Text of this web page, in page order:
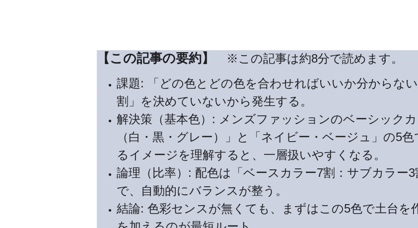
【この記事の要約】
※この記事は約8分で読めます。
課題: 「どの色とどの色を合わせればいいか分からな
割」を決めていないから発生する。
解決策（基本色）: メンズファッションのベーシック
（白・黒・グレー）」と「ネイビー・ベージュ」の5
るイメージを理解すると、一層扱いやすくなる。
論理（比率）: 配色は「ベースカラー7割：サブカラー
で、自動的にバランスが整う。
結論: 色彩センスが無くても、まずはこの5色で土台を